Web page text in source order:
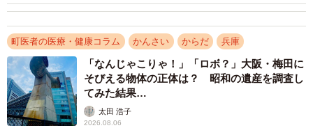
町医者の医療・健康コラム かんさい からだ 兵庫
「なんじゃこりゃ！」「ロボ？」大阪・梅田に
そびえる物体の正体は？ 昭和の遺産を調査し
てみた結果…
太田 浩子
2026.08.06